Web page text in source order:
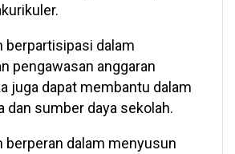
berpartisipasi dalam
pengawasan anggaran
juga dapat membantu dalam
dan sumber daya sekolah.
berperan dalam menyusun